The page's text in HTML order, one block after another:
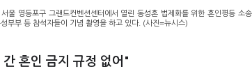
울 영등포구 그랜드컨벤션센터에서 열린 동성혼 법제화를 위한 혼인평등 소
부부 등 참석자들이 기념 촬영을 하고 있다. (사진=뉴시스)
혼인 금지 규정 없어"